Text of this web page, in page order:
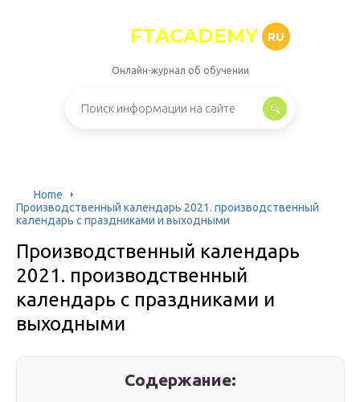
FTACADEMY RU
Онлайн-журнал об обучении
Home
Производственный календарь 2021. производственный
календарь с праздниками и выходными
Производственный календарь
2021. производственный
календарь с праздниками и
выходными
Содержание: